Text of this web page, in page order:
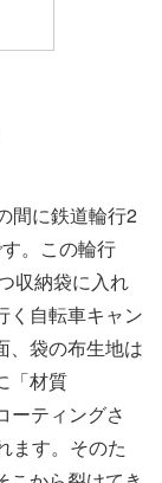
間に鉄道輪行2
。この輪行
収納袋に入れ
く自転車キャン
、袋の布生地は
「材質
ーティングさ
ます。そのた